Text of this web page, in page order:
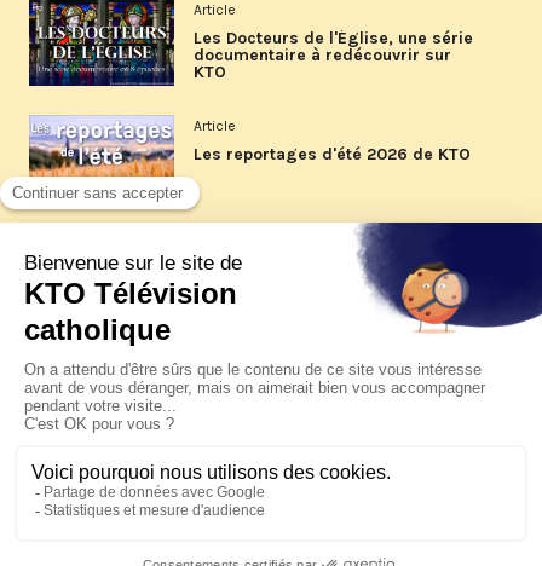
Article
Les Docteurs de l'Église, une série
documentaire à redécouvrir sur
KTO
Article
Les reportages d'été 2026 de KTO
La visite pastorale du pape Léon
XIV à Assise à suivre sur KTO le
jeudi 6 août
Le pape en Uruguay, Argentine et
Pérou du 6 au 17 novembre 2026
© KTO 2026 —Contact